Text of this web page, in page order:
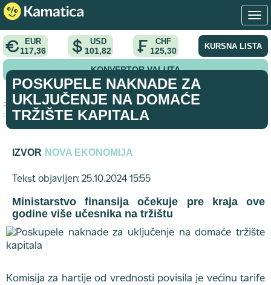
EUR
117,36
USD
101,82
CHF
125,30 KURSNA LISTA
KONVERTOR VALUTA
Početna > vest >
Poskupele naknade za uključenje na domaće
tržište kapitala
POSKUPELE NAKNADE ZA
UKLJUČENJE NA DOMAĆE
TRŽIŠTE KAPITALA
IZVOR NOVA EKONOMIJA
Tekst objavljen: 25.10.2024 15:55
Ministarstvo finansija očekuje pre kraja ove
godine više učesnika na tržištu
Komisija za hartije od vrednosti povisila je većinu tarife